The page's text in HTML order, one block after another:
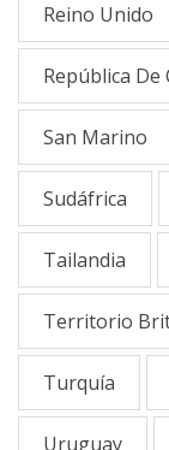
Reino Unido
República De
San Marino
Sudáfrica
Tailandia
Territorio
Turquía
Uruguay